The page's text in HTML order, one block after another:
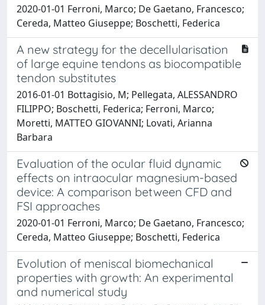
2020-01-01 Ferroni, Marco; De Gaetano, Francesco;
Cereda, Matteo Giuseppe; Boschetti, Federica
A new strategy for the decellularisation
of large equine tendons as biocompatible
tendon substitutes
2016-01-01 Bottagisio, M; Pellegata, ALESSANDRO
FILIPPO; Boschetti, Federica; Ferroni, Marco;
Moretti, MATTEO GIOVANNI; Lovati, Arianna
Barbara
Evaluation of the ocular fluid dynamic
effects on intraocular magnesium-based
device: A comparison between CFD and
FSI approaches
2020-01-01 Ferroni, Marco; De Gaetano, Francesco;
Cereda, Matteo Giuseppe; Boschetti, Federica
Evolution of meniscal biomechanical
properties with growth: An experimental
and numerical study